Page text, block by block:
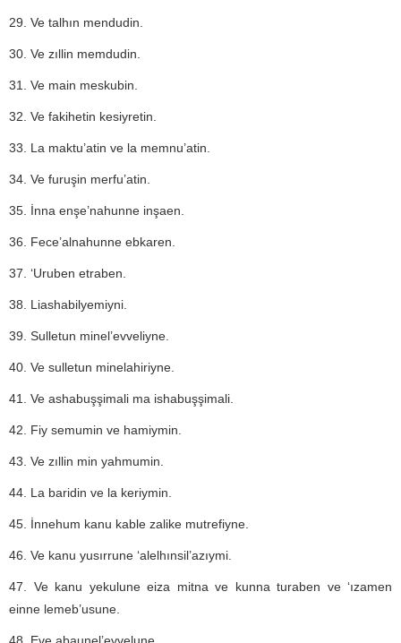
29. Ve talhın mendudin.
30. Ve zıllin memdudin.
31. Ve main meskubin.
32. Ve fakihetin kesiyretin.
33. La maktu’atin ve la memnu’atin.
34. Ve furuşin merfu’atin.
35. İnna enşe’nahunne inşaen.
36. Fece’alnahunne ebkaren.
37. ‘Uruben etraben.
38. Liashabilyemiyni.
39. Sulletun minel’evveliyne.
40. Ve sulletun minelahiriyne.
41. Ve ashabuşşimali ma ishabuşşimali.
42. Fiy semumin ve hamiymin.
43. Ve zıllin min yahmumin.
44. La baridin ve la keriymin.
45. İnnehum kanu kable zalike mutrefiyne.
46. Ve kanu yusırrune ‘alelhınsil’azıymi.
47. Ve kanu yekulune eiza mitna ve kunna turaben ve ‘ızamen
einne lemeb’usune.